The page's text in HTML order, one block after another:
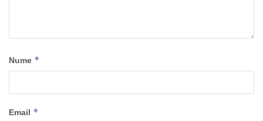
Nume *
Email *